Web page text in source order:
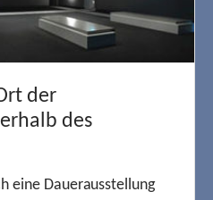
der
des
eine Dauerausstellung